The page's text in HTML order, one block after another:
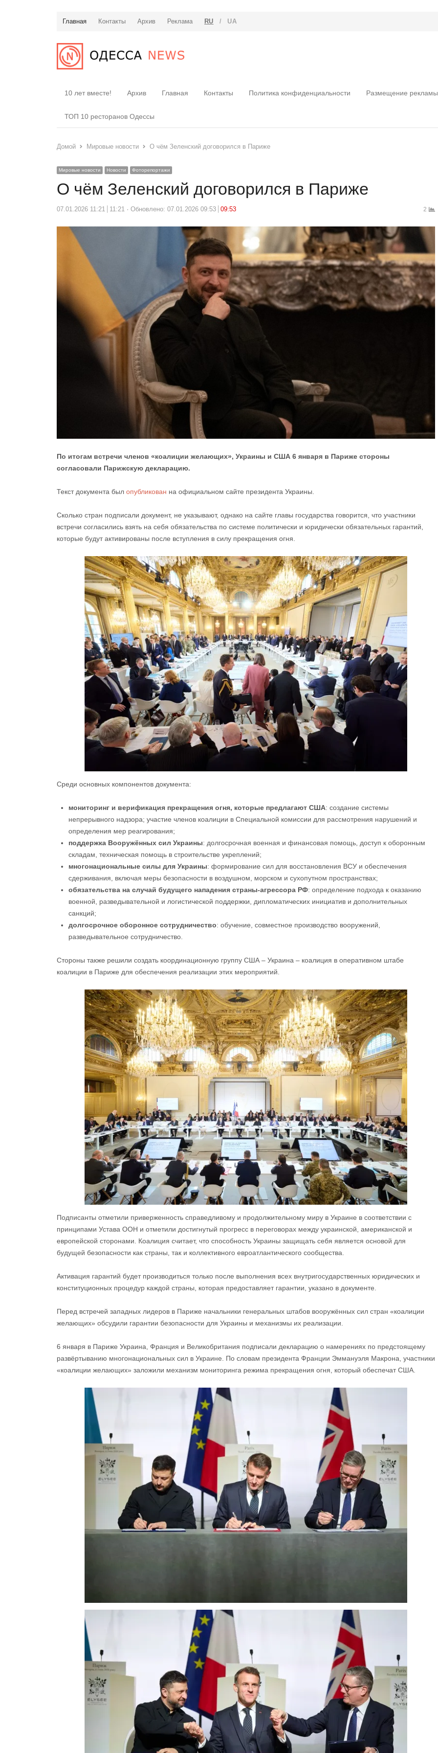
Главная Контакты Архив Реклама RU / UA
10 лет вместе! Архив Главная Контакты Политика конфиденциальности Размещение рекламы
ТОП 10 ресторанов Одессы
Домой Мировые новости О чём Зеленский договорился в Париже
Мировые новости Новости Фоторепортажи
О чём Зеленский договорился в Париже
07.01.2026 11:21 11:21 Обновлено: 07.01.2026 09:53 09:53 2
По итогам встречи членов «коалиции желающих», Украины и США 6 января в Париже стороны
согласовали Парижскую декларацию.
Текст документа был опубликован на официальном сайте президента Украины.
Сколько стран подписали документ, не указывают, однако на сайте главы государства говорится, что участники
встречи согласились взять на себя обязательства по системе политически и юридически обязательных гарантий,
которые будут активированы после вступления в силу прекращения огня.
Среди основных компонентов документа:
мониторинг и верификация прекращения огня, которые предлагают США: создание системы
непрерывного надзора; участие членов коалиции в Специальной комиссии для рассмотрения нарушений и
определения мер реагирования;
поддержка Вооружённых сил Украины: долгосрочная военная и финансовая помощь, доступ к оборонным
складам, техническая помощь в строительстве укреплений;
многонациональные силы для Украины: формирование сил для восстановления ВСУ и обеспечения
сдерживания, включая меры безопасности в воздушном, морском и сухопутном пространствах;
обязательства на случай будущего нападения страны-агрессора РФ: определение подхода к оказанию
военной, разведывательной и логистической поддержки, дипломатических инициатив и дополнительных
санкций;
долгосрочное оборонное сотрудничество: обучение, совместное производство вооружений,
разведывательное сотрудничество.
Стороны также решили создать координационную группу США – Украина – коалиция в оперативном штабе
коалиции в Париже для обеспечения реализации этих мероприятий.
Подписанты отметили приверженность справедливому и продолжительному миру в Украине в соответствии с
принципами Устава ООН и отметили достигнутый прогресс в переговорах между украинской, американской и
европейской сторонами. Коалиция считает, что способность Украины защищать себя является основой для
будущей безопасности как страны, так и коллективного евроатлантического сообщества.
Активация гарантий будет производиться только после выполнения всех внутригосударственных юридических и
конституционных процедур каждой страны, которая предоставляет гарантии, указано в документе.
Перед встречей западных лидеров в Париже начальники генеральных штабов вооружённых сил стран «коалиции
желающих» обсудили гарантии безопасности для Украины и механизмы их реализации.
6 января в Париже Украина, Франция и Великобритания подписали декларацию о намерениях по предстоящему
развёртыванию многонациональных сил в Украине. По словам президента Франции Эммануэля Макрона, участники
«коалиции желающих» заложили механизм мониторинга режима прекращения огня, который обеспечат США.